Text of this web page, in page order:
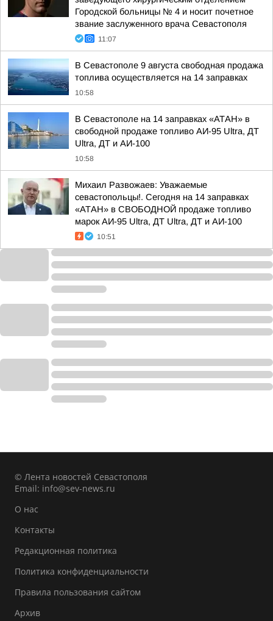
Городской больницы № 4 и носит почетное
звание заслуженного врача Севастополя
11:07
В Севастополе 9 августа свободная продажа
топлива осуществляется на 14 заправках
10:58
В Севастополе на 14 заправках «АТАН» в
свободной продаже топливо АИ-95 Ultra, ДТ
Ultra, ДТ и АИ-100
10:58
Михаил Развожаев: Уважаемые
севастопольцы!. Сегодня на 14 заправках
«АТАН» в СВОБОДНОЙ продаже топливо
марок АИ-95 Ultra, ДТ Ultra, ДТ и АИ-100
10:51
© Лента новостей Севастополя
Email: info@sev-news.ru
О нас
Контакты
Редакционная политика
Политика конфиденциальности
Правила пользования сайтом
Архив